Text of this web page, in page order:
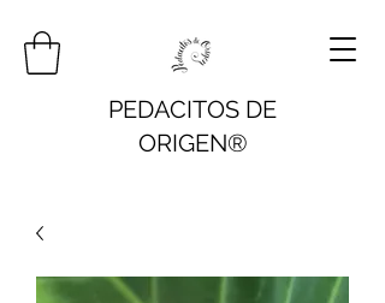
PEDACITOS DE
ORIGEN®